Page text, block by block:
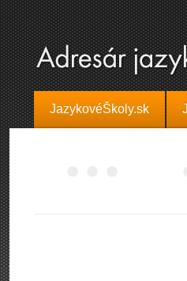
JazykovéŠkoly.sk